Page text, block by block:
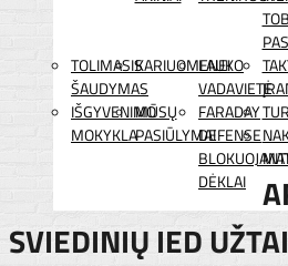
TOLIMASIS
ŠAUDYMAS
KARIUOMENEI
LAUKO
VADAVIETĖ
IŠGYVENIMO
MOKYKLA
MŪSŲ
PASIŪLYMAI
FARADAY
DEFENSE
DĖKLAI
SVIEDINIŲ IED